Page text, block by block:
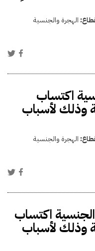
الهجرة والجنسية
اكتساب
وذلك لأسباب
الهجرة والجنسية
اكتساب
وذلك لأسباب